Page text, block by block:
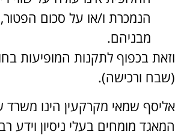
הנמכרת ו/או על סכום הפטור,
מבניהם.
בכפוף לתקנות המופיעות בחוק
ורכישה).
שמאי מקרקעין הינו משרד
מומחים בעלי ניסיון וידע רב